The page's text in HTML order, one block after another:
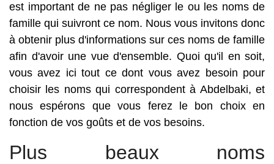
est important de ne pas négliger le ou les noms de
famille qui suivront ce nom. Nous vous invitons donc
à obtenir plus d'informations sur ces noms de famille
afin d'avoir une vue d'ensemble. Quoi qu'il en soit,
vous avez ici tout ce dont vous avez besoin pour
choisir les noms qui correspondent à Abdelbaki, et
nous espérons que vous ferez le bon choix en
fonction de vos goûts et de vos besoins.
Plus beaux noms